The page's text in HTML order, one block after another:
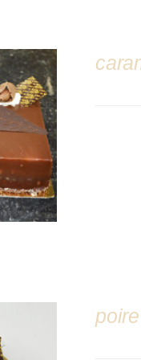
poire